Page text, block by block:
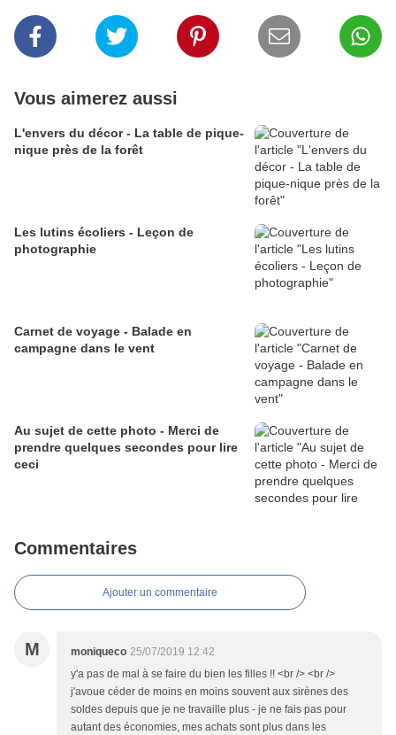
Vous aimerez aussi
L'envers du décor - La table de pique-
nique près de la forêt
Les lutins écoliers - Leçon de
photographie
Carnet de voyage - Balade en
campagne dans le vent
Au sujet de cette photo - Merci de
prendre quelques secondes pour lire
ceci
Commentaires
Ajouter un commentaire
M moniqueco 25/07/2019 12:42
y'a pas de mal à se faire du bien les filles !! <br /> <br />
j'avoue céder de moins en moins souvent aux sirènes des
soldes depuis que je ne travaille plus - je ne fais pas pour
autant des économies, mes achats sont plus dans les